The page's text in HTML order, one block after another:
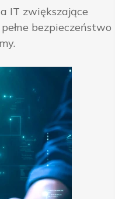
IT zwiększające
bezpieczeństwo